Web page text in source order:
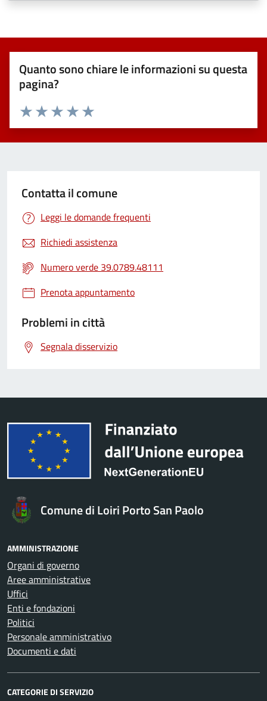
Quanto sono chiare le informazioni su questa
pagina?
Valuta 5 stelle su 5
Valuta 4 stelle su 5
Valuta 3 stelle su 5
Valuta 2 stelle su 5
Valuta 1 stelle su 5
Contatta il comune
Leggi le domande frequenti
Richiedi assistenza
Numero verde 39.0789.48111
Prenota appuntamento
Problemi in città
Segnala disservizio
Comune di Loiri Porto San Paolo
AMMINISTRAZIONE
Organi di governo
Aree amministrative
Uffici
Enti e fondazioni
Politici
Personale amministrativo
Documenti e dati
CATEGORIE DI SERVIZIO